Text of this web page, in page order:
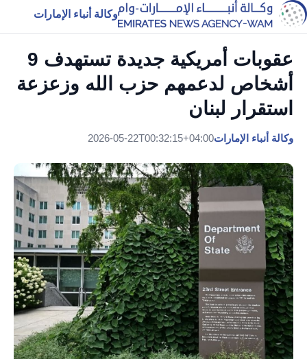
وكالة أنباء الإمارات
عقوبات أمريكية جديدة تستهدف 9
أشخاص لدعمهم حزب الله وزعزعة
استقرار لبنان
وكالة أنباء الإمارات2026-05-22T00:32:15+04:00